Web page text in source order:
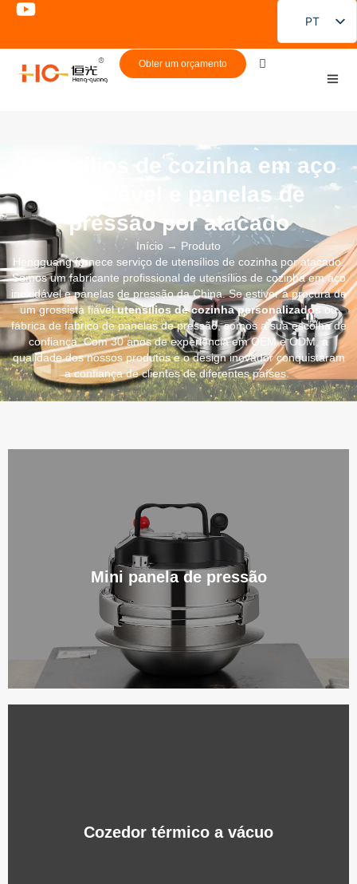
PT
EN
JA
Obter um orçamento
Utensílios de cozinha em aço
inoxidável e panelas de
pressão por atacado
Início → Produto
Hengguang fornece serviço de utensílios de cozinha por atacado.
Somos um fabricante profissional de utensílios de cozinha em aço
inoxidável e panelas de pressão da China. Se estiver à procura de
um grossista fiávelutensílios de cozinha personalizadosou
fábrica de fabrico de panelas de pressão, somos a sua escolha de
confiança. Com 30 anos de experiência em OEM e ODM, a
qualidade dos nossos produtos e o design inovador conquistaram
a confiança de clientes de diferentes países.
Mini panela de pressão
Cozedor térmico a vácuo